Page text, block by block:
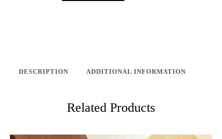
DESCRIPTION ADDITIONAL INFORMATION
Related Products